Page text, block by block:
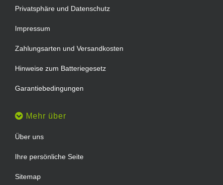
Privatsphäre und Datenschutz
Impressum
Zahlungsarten und Versandkosten
Hinweise zum Batteriegesetz
Garantiebedingungen
Mehr über
Über uns
Ihre persönliche Seite
Sitemap